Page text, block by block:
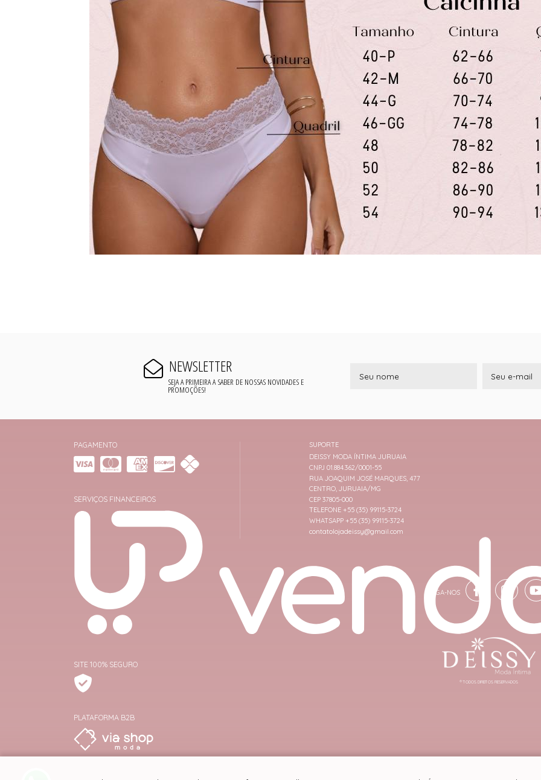
NEWSLETTER
SEJA A PRIMEIRA A SABER DE NOSSAS NOVIDADES E
PROMOÇÕES!
PAGAMENTO
SERVIÇOS FINANCEIROS
SITE 100% SEGURO
PLATAFORMA B2B
SUPORTE
DEISSY MODA ÍNTIMA JURUAIA
CNPJ 01.884.362/0001-55
RUA JOAQUIM JOSÉ MARQUES, 477
CENTRO, JURUAIA/MG
CEP 37805-000
TELEFONE +55 (35) 99115-3724
WHATSAPP +55 (35) 99115-3724
contatolojadeissy@gmail.com
® TODOS DIREITOS RESERVADOS